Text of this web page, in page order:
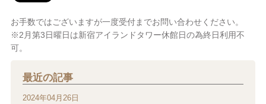
お手数ではございますが一度受付までお問い合わせください。
※2月第3日曜日は新宿アイランドタワー休館日の為終日利用不
可。
最近の記事
2024年04月26日